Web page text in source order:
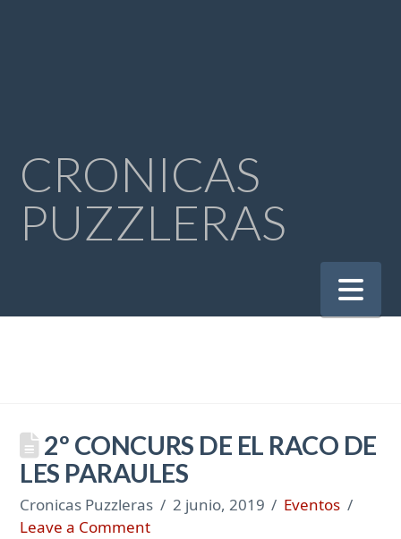
CRONICAS
PUZZLERAS
2º CONCURS DE EL RACO DE
LES PARAULES
Cronicas Puzzleras 2 junio, 2019
Eventos
Leave a Comment